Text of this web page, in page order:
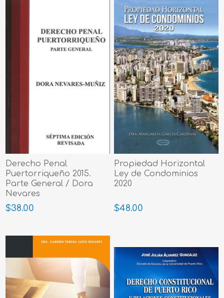
Derecho Penal
Puertorriqueño 2015.
Parte General / Dora
Nevares
$38.00
Propiedad Horizontal
Ley de Condominios
2020
$48.00